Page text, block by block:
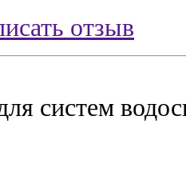
отзыв
систем